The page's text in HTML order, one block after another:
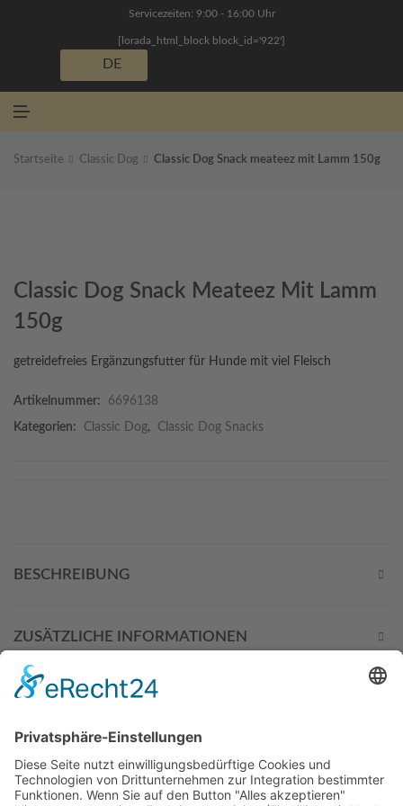
Servicezeiten: 9:00 - 16:00 Uhr
[lorada_html_block block_id='922']
DE
Startseite Classic Dog Classic Dog Snack meateez mit Lamm 150g
Classic Dog Snack Meateez Mit Lamm
150g
getreidefreies Ergänzungsfutter für Hunde mit viel Fleisch
Artikelnummer: 6696138
Kategorien: Classic Dog, Classic Dog Snacks
BESCHREIBUNG
ZUSÄTZLICHE INFORMATIONEN
DIESE PRODUKTE KÖNNTEN
SIE AUCH INTERESSIEREN